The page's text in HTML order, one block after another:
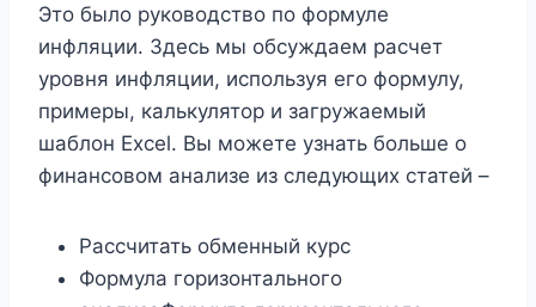
Это было руководство по формуле
инфляции. Здесь мы обсуждаем расчет
уровня инфляции, используя его формулу,
примеры, калькулятор и загружаемый
шаблон Excel. Вы можете узнать больше о
финансовом анализе из следующих статей –
Рассчитать обменный курс
Формула горизонтального